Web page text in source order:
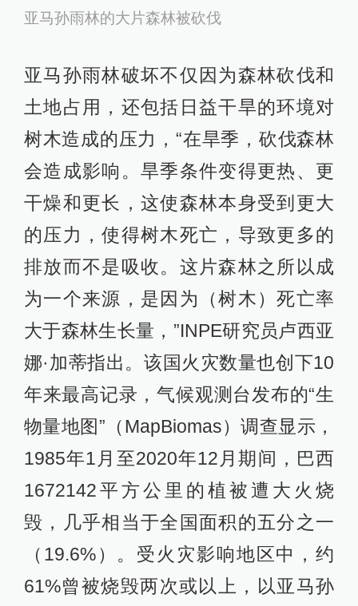
亚马孙雨林的大片森林被砍伐
亚马孙雨林破坏不仅因为森林砍伐和
土地占用，还包括日益干旱的环境对
树木造成的压力，“在旱季，砍伐森林
会造成影响。旱季条件变得更热、更
干燥和更长，这使森林本身受到更大
的压力，使得树木死亡，导致更多的
排放而不是吸收。这片森林之所以成
为一个来源，是因为（树木）死亡率
大于森林生长量，”INPE研究员卢西亚
娜·加蒂指出。该国火灾数量也创下10
年来最高记录，气候观测台发布的“生
物量地图”（MapBiomas）调查显示，
1985年1月至2020年12月期间，巴西
1672142平方公里的植被遭大火烧
毁，几乎相当于全国面积的五分之一
（19.6%）。受火灾影响地区中，约
61%曾被烧毁两次或以上，以亚马孙